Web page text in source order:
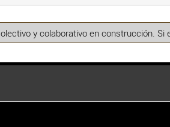
y colaborativo en construcción.